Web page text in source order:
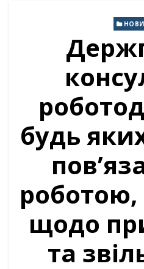
будь
щодо
та